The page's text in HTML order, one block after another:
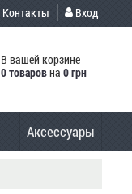
Контакты Вход
В вашей корзине
0 товаровна 0 грн
Аксессуары